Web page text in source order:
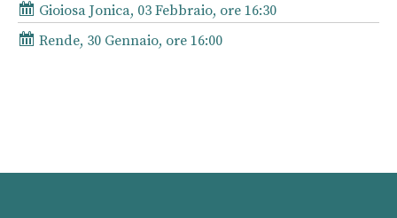
Gioiosa Jonica, 03 Febbraio, ore 16:30
Rende, 30 Gennaio, ore 16:00